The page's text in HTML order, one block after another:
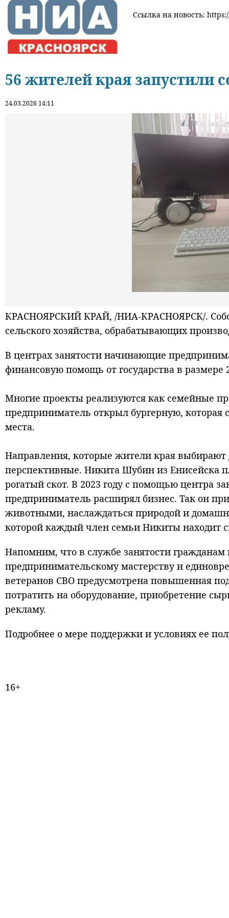
Ссылка на новость:
56 жителей края запустили
24.03.2026 14:11
КРАСНОЯРСКИЙ КРАЙ, /НИА-КРАСНОЯРСК/.
сельского хозяйства, обрабатывающих
В центрах занятости начинающие
финансовую помощь от государства в размере
Многие проекты реализуются как семейные
предприниматель открыл бургерную, которая
места.
Направления, которые жители края выбирают
перспективные. Никита Шубин из Енисейска
рогатый скот. В 2023 году с помощью центра
предприниматель расширял бизнес. Так он
животными, наслаждаться природой и
которой каждый член семьи Никиты находит
Напомним, что в службе занятости гражданам
предпринимательскому мастерству и
ветеранов СВО предусмотрена повышенная
потратить на оборудование, приобретение
рекламу.
Подробнее о мере поддержки и условиях ее
16+